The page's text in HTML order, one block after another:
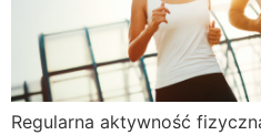
Regularna aktywność